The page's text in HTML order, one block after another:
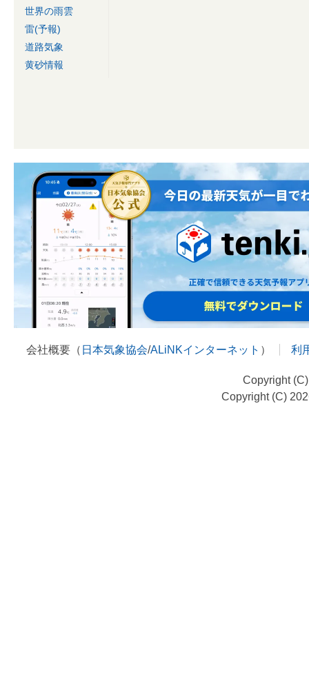
世界の雨雲
雷(予報)
道路気象
黄砂情報
会社概要（ 日本気象協会/ALiNKインターネット ） 利
Copyright
Copyright (C)